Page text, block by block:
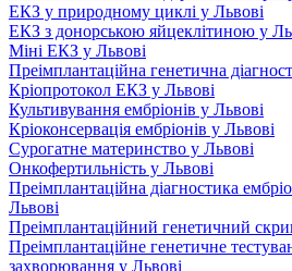
ЕКЗ у природному циклі у Львові
ЕКЗ з донорською яйцеклітиною у
Міні ЕКЗ у Львові
Преімплантаційна генетична
Кріопротокол ЕКЗ у Львові
Культивування ембріонів у Львові
Кріоконсервація ембріонів у Львові
Сурогатне материнство у Львові
Онкофертильність у Львові
Преімплантаційна діагностика
Львові
Преімплантаційний генетичний
Преімплантаційне генетичне
захворювання у Львові